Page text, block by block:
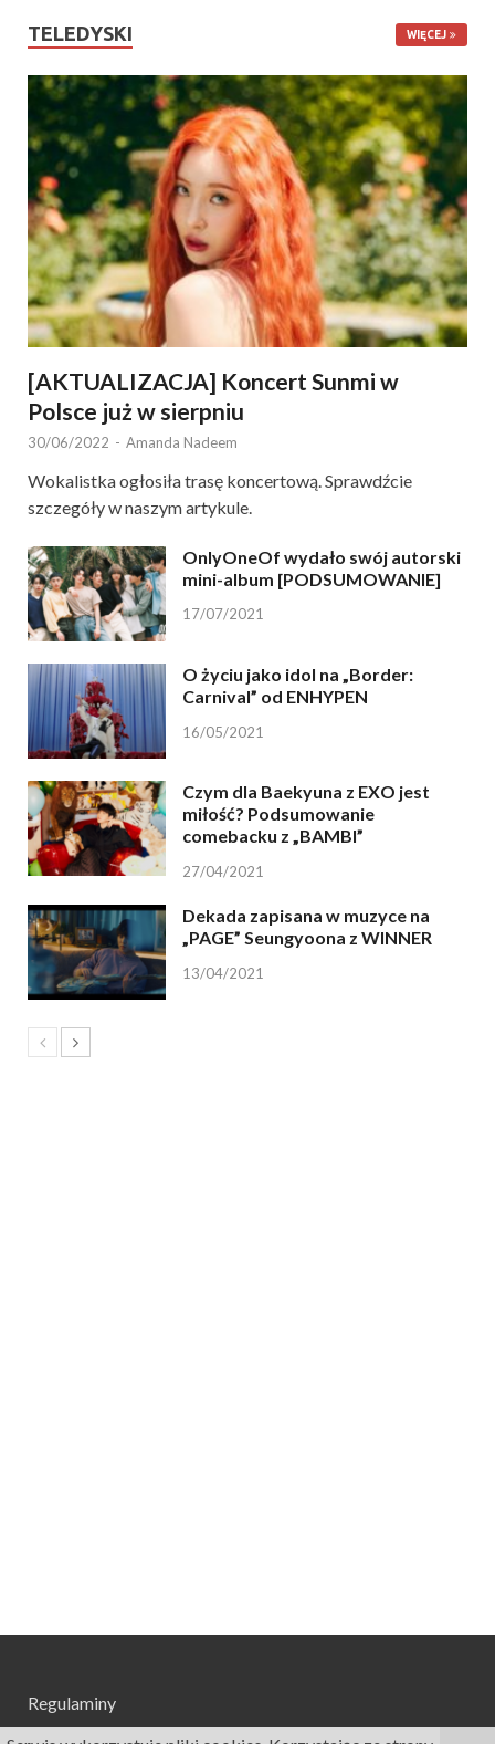
TELEDYSKI WIĘCEJ
[AKTUALIZACJA] Koncert Sunmi w
Polsce już w sierpniu
30/06/2022 - Amanda Nadeem
Wokalistka ogłosiła trasę koncertową. Sprawdźcie
szczegóły w naszym artykule.
OnlyOneOf wydało swój autorski
mini-album [PODSUMOWANIE]
17/07/2021
O życiu jako idol na „Border:
Carnival” od ENHYPEN
16/05/2021
Czym dla Baekyuna z EXO jest
miłość? Podsumowanie
comebacku z „BAMBI”
27/04/2021
Dekada zapisana w muzyce na
„PAGE” Seungyoona z WINNER
13/04/2021
Regulaminy